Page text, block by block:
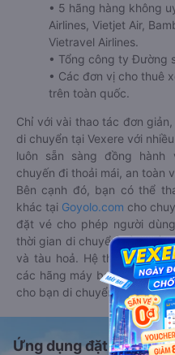
• 5 hãng hàng không
Airlines, Vietjet Air,
Vietravel Airlines.
• Tổng công ty Đường
• Các đơn vị cho thuê
trên toàn quốc.
Chỉ với vài thao tác đơn
di chuyển tại Vexere với
luôn sẵn sàng đồng
chuyến đi thoải mái, an toàn
Bên cạnh đó, bạn có thể
khác tại Goyolo.com cho
đặt vé cho phép người
thời gian di chuyển của
và tàu hoả. Hệ thống của
các hãng máy bay, xe
cho bạn di chuyển.
Ứng dụng đặt vé Xe